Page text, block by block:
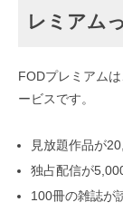
レミアム
FODプレミアム
ービスです。
見放題作品が
独占配信が
100冊の雑誌が